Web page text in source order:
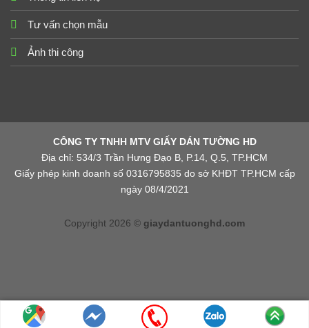
Tư vấn chọn mẫu
Ảnh thi công
CÔNG TY TNHH MTV GIẤY DÁN TƯỜNG HD
Địa chỉ: 534/3 Trần Hưng Đạo B, P.14, Q.5, TP.HCM
Giấy phép kinh doanh số 0316795835 do sở KHĐT TP.HCM cấp
ngày 08/4/2021
Copyright 2026 © giaydantuonghd.com